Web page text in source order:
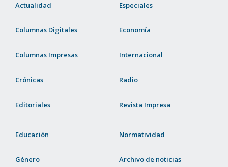
Actualidad
Columnas Digitales
Columnas Impresas
Crónicas
Editoriales
Especiales
Economía
Internacional
Radio
Revista Impresa
Educación
Género
Normatividad
Archivo de noticias